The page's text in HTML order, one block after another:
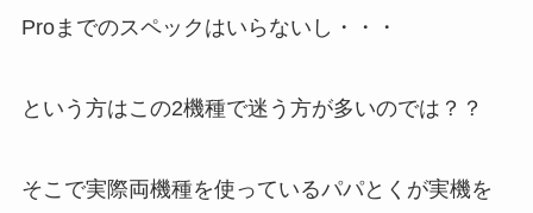
Proまでのスペックはいらないし・・・
という方はこの2機種で迷う方が多いのでは？？
そこで実際両機種を使っているパパとくが実機を